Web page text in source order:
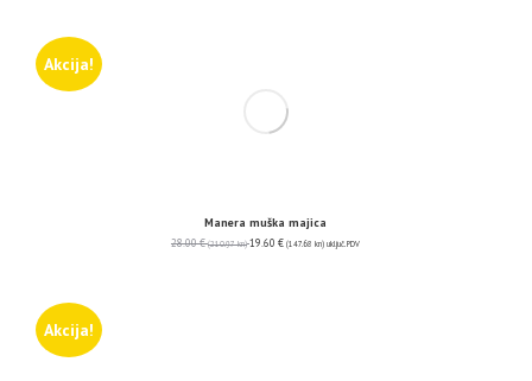
Akcija!
Manera muška majica
28.00€ (210.97 kn) 19.60 € (147.68 kn) uključ. PDV
Akcija!